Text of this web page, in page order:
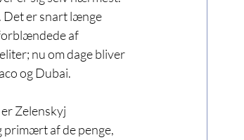
Det er snart længe
af
nu om dage bliver
og Dubai.
Zelenskyj
primært af de penge,